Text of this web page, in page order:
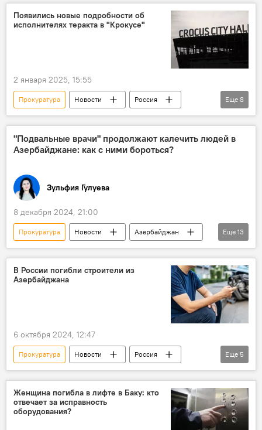
Авиакатастрофа
AZAL
Появились новые подробности об
исполнителях теракта в "Крокусе"
2 января 2025, 15:55
Прокуратура Новости
Россия
"Крокус Сити Холл"
Теракт
Подозреваемые
Сообщники
тюремное заключение
Еще 8
"Подвальные врачи" продолжают калечить людей в
Азербайджане: как с ними бороться?
Зульфия Гулуева
8 декабря 2024, 21:00
Прокуратура Новости
Азербайджан
Общество
Медицина
врач
Пластическая хирургия
Мошенничество
Суд
Баку
Ясамальский район
Министерство здравоохранения АР
Еще 13
В России погибли строители из
Азербайджана
6 октября 2024, 12:47
Прокуратура Новости
Россия
Азербайджан
Происшествия
ДТП
строители
дикие животные
Еще 5
Женщина погибла в лифте в Баку: кто
отвечает за исправность
оборудования?